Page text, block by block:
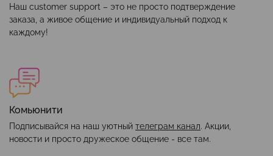
Наш customer support – это не просто подтверждение
заказа, а живое общение и индивидуальный подход к
каждому!
Комьюнити
Подписывайся на наш уютный телеграм канал. Акции,
новости и просто дружеское общение - все там.